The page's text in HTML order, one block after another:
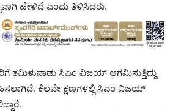
ಹೇಳಿದೆ ಎಂದು ತಿಳಿಸಿದರು.
ಸಿಎಂ ವಿಜಯ್ ಆಗಮಿಸುತ್ತಿದ್ದು
ಕೆಲವೇ ಕ್ಷಣಗಳಲ್ಲಿ ಸಿಎಂ ವಿಜಯ್